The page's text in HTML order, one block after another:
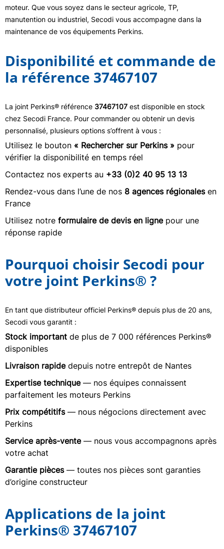
moteur. Que vous soyez dans le secteur agricole, TP,
manutention ou industriel, Secodi vous accompagne dans la
maintenance de vos équipements Perkins.
Disponibilité et commande de
la référence 37467107
La joint Perkins® référence 37467107 est disponible en stock
chez Secodi France. Pour commander ou obtenir un devis
personnalisé, plusieurs options s’offrent à vous :
Utilisez le bouton « Rechercher sur Perkins » pour
vérifier la disponibilité en temps réel
Contactez nos experts au +33 (0)2 40 95 13 13
Rendez-vous dans l’une de nos 8 agences régionalesen
France
Utilisez notre formulaire de devis en lignepour une
réponse rapide
Pourquoi choisir Secodi pour
votre joint Perkins® ?
En tant que distributeur officiel Perkins® depuis plus de 20 ans,
Secodi vous garantit :
Stock important de plus de 7 000 références Perkins®
disponibles
Livraison rapidedepuis notre entrepôt de Nantes
Expertise technique— nos équipes connaissent
parfaitement les moteurs Perkins
Prix compétitifs— nous négocions directement avec
Perkins
Service après-vente— nous vous accompagnons après
votre achat
Garantie pièces— toutes nos pièces sont garanties
d’origine constructeur
Applications de la joint
Perkins® 37467107